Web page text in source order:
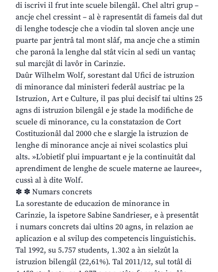
di iscrivi il frut inte scuele bilengâl. Chel altri grup –
ancje chel cressint – al è rapresentât di fameis dal dut
di lenghe todescje che a viodin tal sloven ancje une
puarte par jentrâ tal mont slâf, ma ancje che a stimin
che paronâ la lenghe dal stât vicin al sedi un vantaç
sul marcjât di lavôr in Carinzie.
Daûr Wilhelm Wolf, sorestant dal Ufici de istruzion
di minorance dal ministeri federâl austriac pe la
Istruzion, Art e Culture, il pas plui decisîf tai ultins 25
agns di istruzion bilengâl e je stade la modifiche de
scuele di minorance, cu la constatazion de Cort
Costituzionâl dal 2000 che e slargje la istruzion de
lenghe di minorance ancje ai nivei scolastics plui
alts. »L’obietîf plui impuartant e je la continuitât dal
aprendiment de lenghe de scuele materne ae lauree«,
cussì al à dite Wolf.
✽ ✽ Numars concrets
La sorestante de educazion de minorance in
Carinzie, la ispetore Sabine Sandrieser, e à presentât
i numars concrets dai ultins 20 agns, in relazion ae
aplicazion e al svilup des competencis linguistichis.
Tal 1992, su 5.757 students, 1.302 a àn sielzût la
istruzion bilengâl (22,61%). Tal 2011/12, sul totâl di